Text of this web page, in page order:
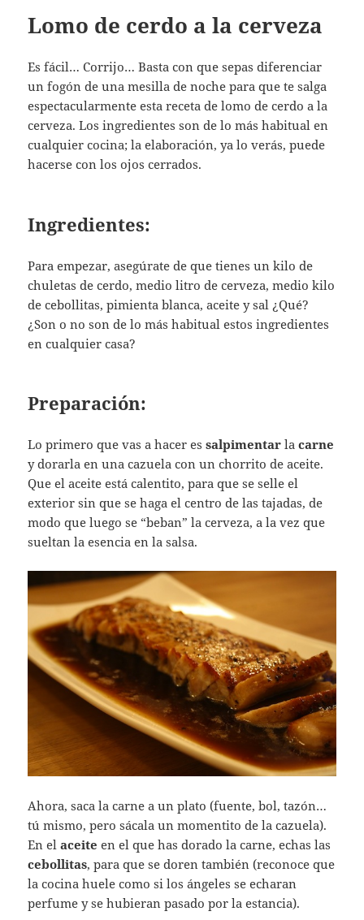
Lomo de cerdo a la cerveza
Es fácil… Corrijo… Basta con que sepas diferenciar
un fogón de una mesilla de noche para que te salga
espectacularmente esta receta de lomo de cerdo a la
cerveza. Los ingredientes son de lo más habitual en
cualquier cocina; la elaboración, ya lo verás, puede
hacerse con los ojos cerrados.
Ingredientes:
Para empezar, asegúrate de que tienes un kilo de
chuletas de cerdo, medio litro de cerveza, medio kilo
de cebollitas, pimienta blanca, aceite y sal ¿Qué?
¿Son o no son de lo más habitual estos ingredientes
en cualquier casa?
Preparación:
Lo primero que vas a hacer essalpimentar lacarne
y dorarla en una cazuela con un chorrito de aceite.
Que el aceite está calentito, para que se selle el
exterior sin que se haga el centro de las tajadas, de
modo que luego se “beban” la cerveza, a la vez que
sueltan la esencia en la salsa.
Ahora, saca la carne a un plato (fuente, bol, tazón…
tú mismo, pero sácala un momentito de la cazuela).
En elaceite en el que has dorado la carne, echas las
cebollitas, para que se doren también (reconoce que
la cocina huele como si los ángeles se echaran
perfume y se hubieran pasado por la estancia).